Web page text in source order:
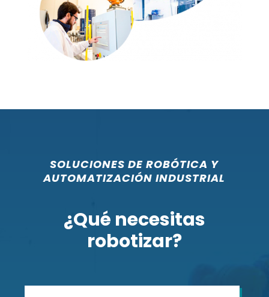
SOLUCIONES DE ROBÓTICA Y
AUTOMATIZACIÓN INDUSTRIAL
¿Qué necesitas
robotizar?